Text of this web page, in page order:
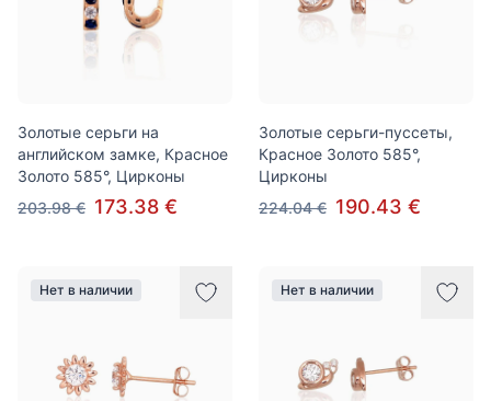
Золотые серьги на
английском замке, Красное
Золото 585°, Цирконы
203.98 € 173.38 €
Золотые серьги-пуссеты,
Красное Золото 585°,
Цирконы
224.04 € 190.43 €
Нет в наличии Нет в наличии